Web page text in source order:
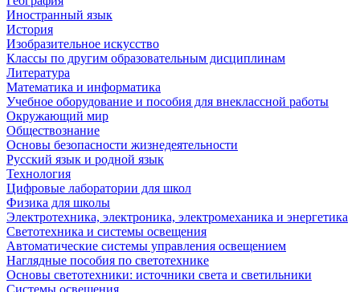
Иностранный язык
История
Изобразительное искусство
Классы по другим образовательным дисциплинам
Литература
Математика и информатика
Учебное оборудование и пособия для внеклассной работы
Окружающий мир
Обществознание
Основы безопасности жизнедеятельности
Русский язык и родной язык
Технология
Цифровые лаборатории для школ
Физика для школы
Электротехника, электроника, электромеханика и энергетика
Светотехника и системы освещения
Автоматические системы управления освещением
Наглядные пособия по светотехнике
Основы светотехники: источники света и светильники
Системы освещения